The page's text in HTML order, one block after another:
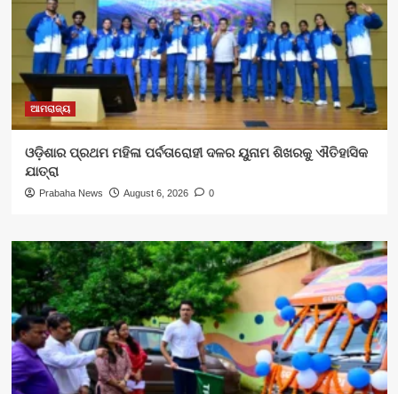
ଆମରାଜ୍ୟ
ଓଡ଼ିଶାର ପ୍ରଥମ ମହିଳା ପର୍ବତାରୋହୀ ଦଳର ୟୁନାମ ଶିଖରକୁ ଐତିହାସିକ
ଯାତ୍ରା
Prabaha News August 6, 2026 0